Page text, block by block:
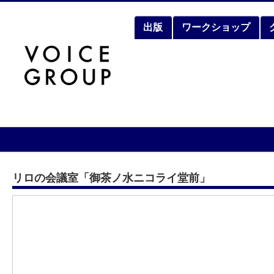
出版 ワークショップ
リロの会議室「御茶ノ水ニコライ堂前」